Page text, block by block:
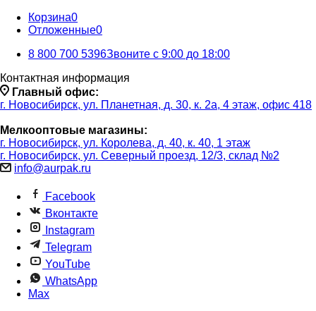
Корзина0
Отложенные0
8 800 700 5396Звоните с 9:00 до 18:00
Контактная информация
Главный офис:
г. Новосибирск, ул. Планетная, д. 30, к. 2а, 4 этаж, офис 418
Мелкооптовые магазины:
г. Новосибирск, ул. Королева, д. 40, к. 40, 1 этаж
г. Новосибирск, ул. Северный проезд, 12/3, ​склад №2
info@aurpak.ru
Facebook
Вконтакте
Instagram
Telegram
YouTube
WhatsApp
Max